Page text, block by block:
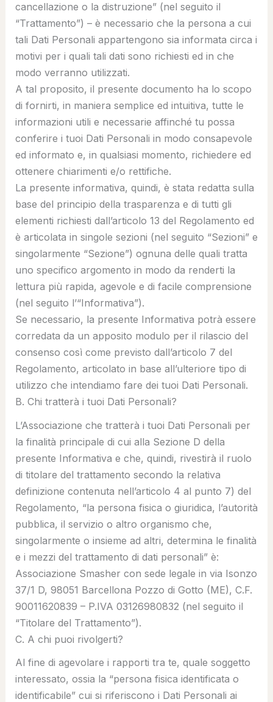
cancellazione o la distruzione” (nel seguito il
“Trattamento”) – è necessario che la persona a cui
tali Dati Personali appartengono sia informata circa i
motivi per i quali tali dati sono richiesti ed in che
modo verranno utilizzati.
A tal proposito, il presente documento ha lo scopo
di fornirti, in maniera semplice ed intuitiva, tutte le
informazioni utili e necessarie affinché tu possa
conferire i tuoi Dati Personali in modo consapevole
ed informato e, in qualsiasi momento, richiedere ed
ottenere chiarimenti e/o rettifiche.
La presente informativa, quindi, è stata redatta sulla
base del principio della trasparenza e di tutti gli
elementi richiesti dall’articolo 13 del Regolamento ed
è articolata in singole sezioni (nel seguito “Sezioni” e
singolarmente “Sezione”) ognuna delle quali tratta
uno specifico argomento in modo da renderti la
lettura più rapida, agevole e di facile comprensione
(nel seguito l’“Informativa”).
Se necessario, la presente Informativa potrà essere
corredata da un apposito modulo per il rilascio del
consenso così come previsto dall’articolo 7 del
Regolamento, articolato in base all’ulteriore tipo di
utilizzo che intendiamo fare dei tuoi Dati Personali.
B. Chi tratterà i tuoi Dati Personali?
L’Associazione che tratterà i tuoi Dati Personali per
la finalità principale di cui alla Sezione D della
presente Informativa e che, quindi, rivestirà il ruolo
di titolare del trattamento secondo la relativa
definizione contenuta nell’articolo 4 al punto 7) del
Regolamento, “la persona fisica o giuridica, l’autorità
pubblica, il servizio o altro organismo che,
singolarmente o insieme ad altri, determina le finalità
e i mezzi del trattamento di dati personali” è:
Associazione Smasher con sede legale in via Isonzo
37/1 D, 98051 Barcellona Pozzo di Gotto (ME), C.F.
90011620839 – P.IVA 03126980832 (nel seguito il
“Titolare del Trattamento”).
C. A chi puoi rivolgerti?
Al fine di agevolare i rapporti tra te, quale soggetto
interessato, ossia la “persona fisica identificata o
identificabile” cui si riferiscono i Dati Personali ai